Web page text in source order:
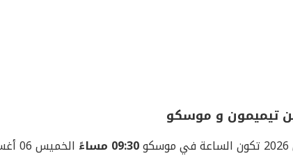
تيميمون و موسكو
09:30 مساءً
الخميس 06 أغسطس 2026.